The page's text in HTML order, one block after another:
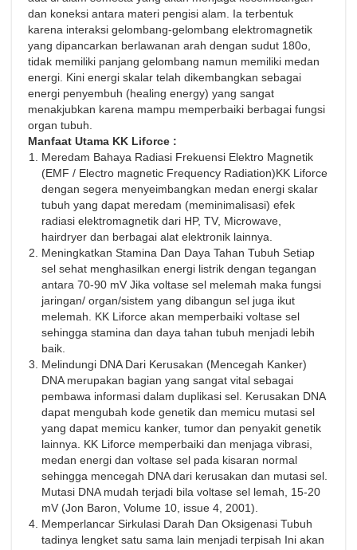
dan koneksi antara materi pengisi alam. Ia terbentuk
karena interaksi gelombang-gelombang elektromagnetik
yang dipancarkan berlawanan arah dengan sudut 180o,
tidak memiliki panjang gelombang namun memiliki medan
energi. Kini energi skalar telah dikembangkan sebagai
energi penyembuh (healing energy) yang sangat
menakjubkan karena mampu memperbaiki berbagai fungsi
organ tubuh.
Manfaat Utama KK Liforce :
Meredam Bahaya Radiasi Frekuensi Elektro Magnetik
(EMF / Electro magnetic Frequency Radiation)KK Liforce
dengan segera menyeimbangkan medan energi skalar
tubuh yang dapat meredam (meminimalisasi) efek
radiasi elektromagnetik dari HP, TV, Microwave,
hairdryer dan berbagai alat elektronik lainnya.
Meningkatkan Stamina Dan Daya Tahan Tubuh Setiap
sel sehat menghasilkan energi listrik dengan tegangan
antara 70-90 mV Jika voltase sel melemah maka fungsi
jaringan/ organ/sistem yang dibangun sel juga ikut
melemah. KK Liforce akan memperbaiki voltase sel
sehingga stamina dan daya tahan tubuh menjadi lebih
baik.
Melindungi DNA Dari Kerusakan (Mencegah Kanker)
DNA merupakan bagian yang sangat vital sebagai
pembawa informasi dalam duplikasi sel. Kerusakan DNA
dapat mengubah kode genetik dan memicu mutasi sel
yang dapat memicu kanker, tumor dan penyakit genetik
lainnya. KK Liforce memperbaiki dan menjaga vibrasi,
medan energi dan voltase sel pada kisaran normal
sehingga mencegah DNA dari kerusakan dan mutasi sel.
Mutasi DNA mudah terjadi bila voltase sel lemah, 15-20
mV (Jon Baron, Volume 10, issue 4, 2001).
Memperlancar Sirkulasi Darah Dan Oksigenasi Tubuh
tadinya lengket satu sama lain menjadi terpisah Ini akan